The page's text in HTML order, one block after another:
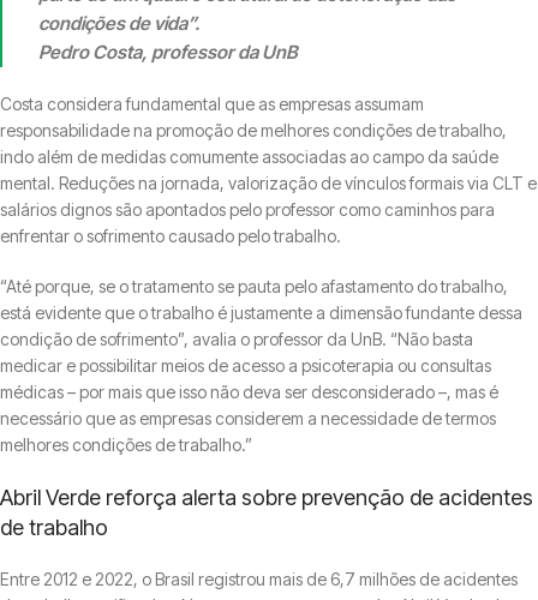
condições de vida”.
Pedro Costa, professor da UnB
Costa considera fundamental que as empresas assumam
responsabilidade na promoção de melhores condições de trabalho,
indo além de medidas comumente associadas ao campo da saúde
mental. Reduções na jornada, valorização de vínculos formais via CLT e
salários dignos são apontados pelo professor como caminhos para
enfrentar o sofrimento causado pelo trabalho.
“Até porque, se o tratamento se pauta pelo afastamento do trabalho,
está evidente que o trabalho é justamente a dimensão fundante dessa
condição de sofrimento”, avalia o professor da UnB. “Não basta
medicar e possibilitar meios de acesso a psicoterapia ou consultas
médicas – por mais que isso não deva ser desconsiderado –, mas é
necessário que as empresas considerem a necessidade de termos
melhores condições de trabalho.”
Abril Verde reforça alerta sobre prevenção de acidentes
de trabalho
Entre 2012 e 2022, o Brasil registrou mais de 6,7 milhões de acidentes